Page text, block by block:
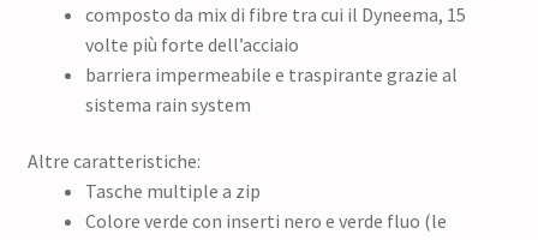
composto da mix di fibre tra cui il Dyneema, 15
volte più forte dell’acciaio
barriera impermeabile e traspirante grazie al
sistema rain system
Altre caratteristiche:
Tasche multiple a zip
Colore verde con inserti nero e verde fluo (le